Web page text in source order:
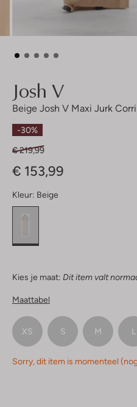
Josh V
Beige Josh V Maxi Jurk
-30%
€ 219,99
€ 153,99
Kleur: Beige
Kies je maat: Dit item valt
Maattabel
XS S M L
Sorry, dit item is momenteel